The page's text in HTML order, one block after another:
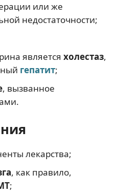
или же
недостаточности;
является холестаз,
гепатит;
, вызванное
лекарства;
, как правило,
;